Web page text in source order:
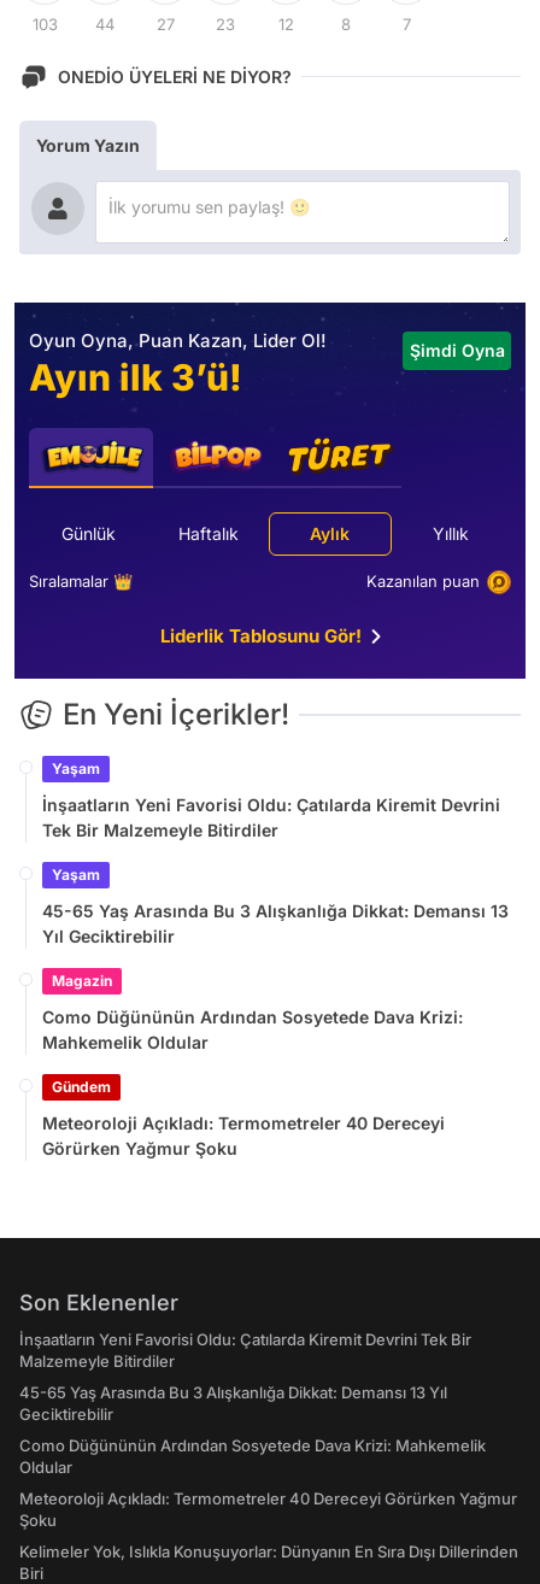
103 44 27 23 12 8 7
ONEDİO ÜYELERİ NE DİYOR?
Yorum Yazın
Oyun Oyna, Puan Kazan, Lider Ol!
Ayın ilk 3’ü!
Şimdi Oyna
Günlük Haftalık Aylık Yıllık
Sıralamalar 👑 Kazanılan puan
Liderlik Tablosunu Gör!
En Yeni İçerikler!
Yaşam
İnşaatların Yeni Favorisi Oldu: Çatılarda Kiremit Devrini
Tek Bir Malzemeyle Bitirdiler
Yaşam
45-65 Yaş Arasında Bu 3 Alışkanlığa Dikkat: Demansı 13
Yıl Geciktirebilir
Magazin
Como Düğününün Ardından Sosyetede Dava Krizi:
Mahkemelik Oldular
Gündem
Meteoroloji Açıkladı: Termometreler 40 Dereceyi
Görürken Yağmur Şoku
Son Eklenenler
İnşaatların Yeni Favorisi Oldu: Çatılarda Kiremit Devrini Tek Bir
Malzemeyle Bitirdiler
45-65 Yaş Arasında Bu 3 Alışkanlığa Dikkat: Demansı 13 Yıl
Geciktirebilir
Como Düğününün Ardından Sosyetede Dava Krizi: Mahkemelik
Oldular
Meteoroloji Açıkladı: Termometreler 40 Dereceyi Görürken Yağmur
Şoku
Kelimeler Yok, Islıkla Konuşuyorlar: Dünyanın En Sıra Dışı Dillerinden
Biri